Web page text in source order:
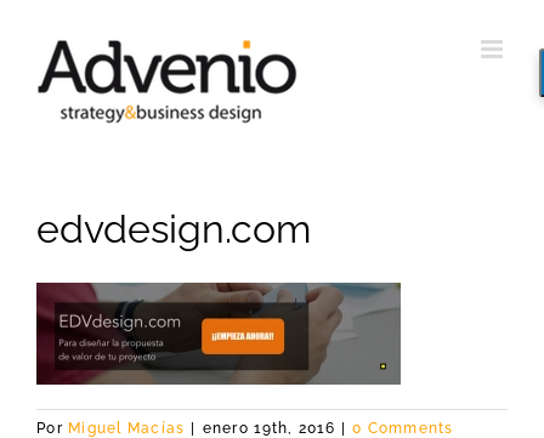
contenido
edvdesign.com
Por Miguel Macías enero 19th, 2016 0 Comments